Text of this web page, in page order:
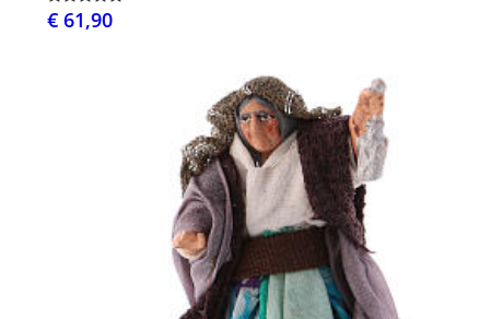
€ 61,90